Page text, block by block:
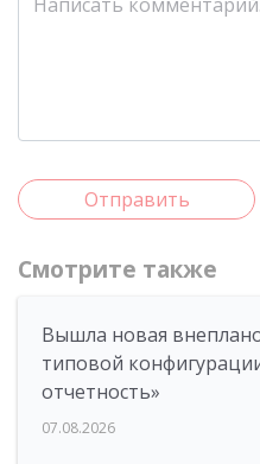
Отправить
Смотрите также
Вышла новая
типовой
отчетность»
07.08.2026